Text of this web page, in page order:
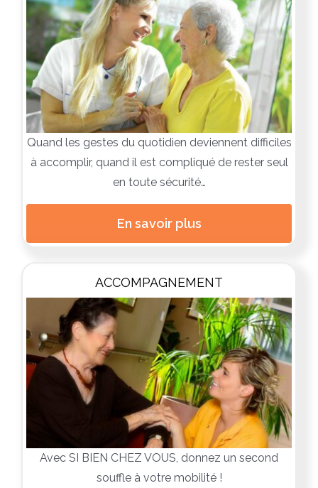
Quand les gestes du quotidien deviennent difficiles
à accomplir, quand il est compliqué de rester seul
en toute sécurité…
En savoir plus
ACCOMPAGNEMENT
Avec SI BIEN CHEZ VOUS, donnez un second
souffle à votre mobilité !